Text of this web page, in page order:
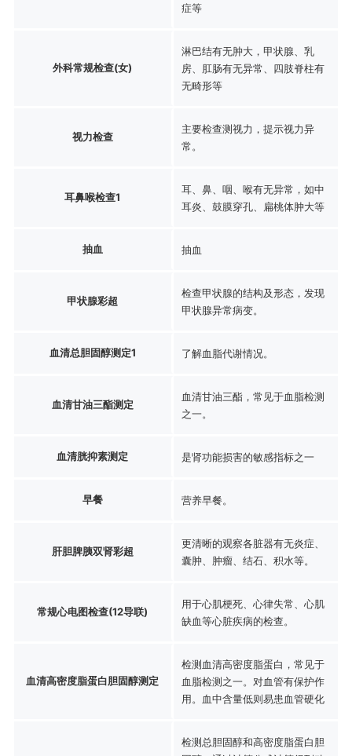
症等
外科常规检查(女)
淋巴结有无肿大，甲状腺、乳
房、肛肠有无异常、四肢脊柱有
无畸形等
视力检查
主要检查测视力，提示视力异
常。
耳鼻喉检查1
耳、鼻、咽、喉有无异常，如中
耳炎、鼓膜穿孔、扁桃体肿大等
抽血 抽血
甲状腺彩超
检查甲状腺的结构及形态，发现
甲状腺异常病变。
血清总胆固醇测定1 了解血脂代谢情况。
血清甘油三酯测定
血清甘油三酯，常见于血脂检测
之一。
血清胱抑素测定 是肾功能损害的敏感指标之一
早餐 营养早餐。
肝胆脾胰双肾彩超
更清晰的观察各脏器有无炎症、
囊肿、肿瘤、结石、积水等。
常规心电图检查(12导联)
用于心肌梗死、心律失常、心肌
缺血等心脏疾病的检查。
血清高密度脂蛋白胆固醇测定
检测血清高密度脂蛋白，常见于
血脂检测之一。对血管有保护作
用。血中含量低则易患血管硬化
检测总胆固醇和高密度脂蛋白胆